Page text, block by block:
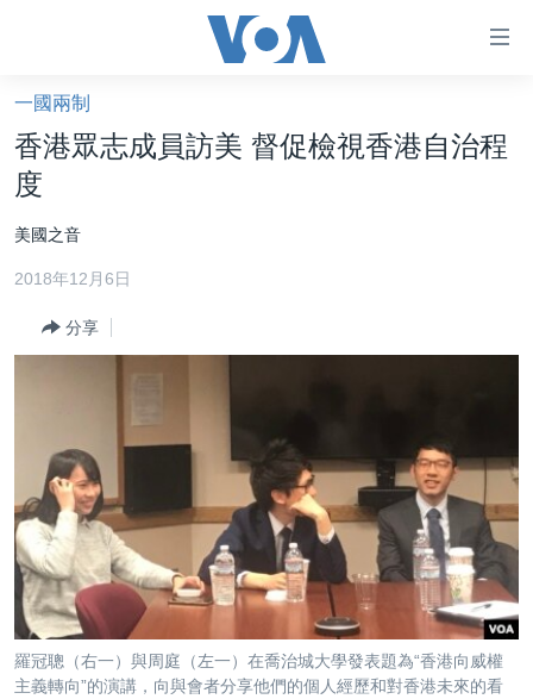
礙
鏈
接
跳
轉
內
轉
到
美國大選2024
海外港人
美國
中國
國際
經貿
視頻
每日視頻新聞
音頻
一國兩制
香港眾志成員訪美 督促檢視香港自治程
度
美國之音
2018年12月6日
分享
羅冠聰（右一）與周庭（左一）在喬治城大學發表題為“香港向威權
主義轉向”的演講，向與會者分享他們的個人經歷和對香港未來的看